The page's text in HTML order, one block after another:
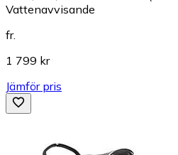
Vattenavvisande
fr.
1 799 kr
Jämför pris